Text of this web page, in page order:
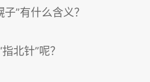
”有什么含义？
北针”呢？